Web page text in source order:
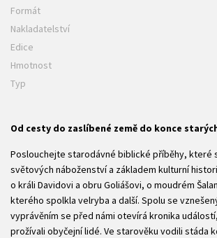
Formát
Nakladatelství
Edice
Hmotnost
Typ
Od cesty do zaslíbené země do konce
Poslouchejte starodávné biblické příběhy, které
světových náboženství a základem kulturní
o králi Davidovi a obru Goliášovi, o moudrém
kterého spolkla velryba a další. Spolu se
vyprávěním se před námi otevírá kronika
prožívali obyčejní lidé. Ve starověku vodili stáda